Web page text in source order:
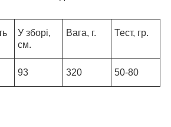
У зборі,
см.
Вага, г. Тест, гр.
93 320 50-80